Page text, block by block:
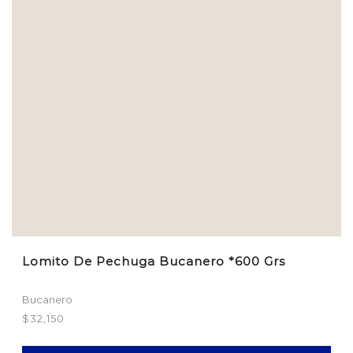
Lomito De Pechuga Bucanero *600 Grs
Bucanero
$32,150